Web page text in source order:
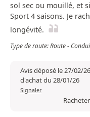
sol sec ou mouillé, et
Sport 4 saisons. Je
longévité.
Type de route: Route -
Avis déposé le 27/02/
d'achat du 28/01/26
Signaler